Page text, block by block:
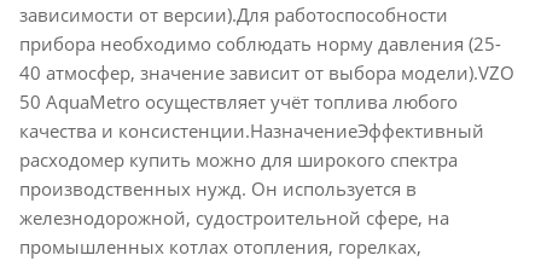
зависимости от версии).Для работоспособности
прибора необходимо соблюдать норму давления (25-
40 атмосфер, значение зависит от выбора модели).VZO
50 AquaMetro осуществляет учёт топлива любого
качества и консистенции.НазначениеЭффективный
расходомер купить можно для широкого спектра
производственных нужд. Он используется в
железнодорожной, судостроительной сфере, на
промышленных котлах отопления, горелках,